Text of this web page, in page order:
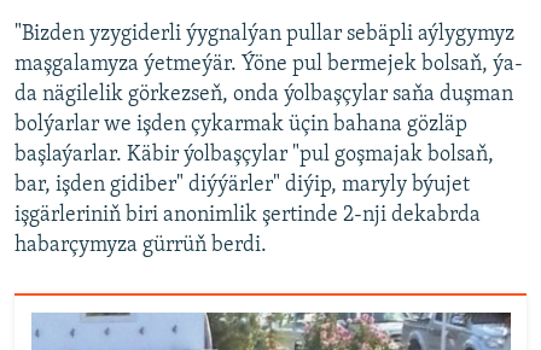
"Bizden yzygiderli ýygnalýan pullar sebäpli aýlygymyz
maşgalamyza ýetmeýär. Ýöne pul bermejek bolsaň, ýa-
da nägilelik görkezseň, onda ýolbaşçylar saňa duşman
bolýarlar we işden çykarmak üçin bahana gözläp
başlaýarlar. Käbir ýolbaşçylar "pul goşmajak bolsaň,
bar, işden gidiber" diýýärler" diýip, maryly býujet
işgärleriniň biri anonimlik şertinde 2-nji dekabrda
habarçymyza gürrüň berdi.